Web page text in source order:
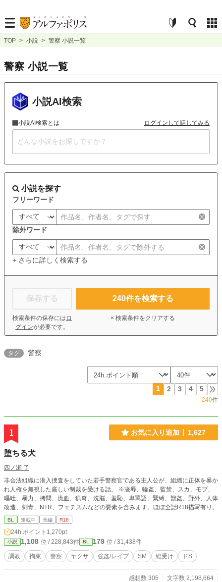
TOP > 小説 > 警察 小説一覧
警察 小説一覧
小説AI検索
小説AI検索とは ログインして話してみる
小説を探す
フリーワード
除外ワード
+ さらに詳しく検索する
保存する
検索条件の保存には ロ
グインが必要です。
240件を検索する
× 検索条件をクリアする
タグ 警察
1 2 3 4 5
240件
1 お気に入り追加 1,627
堕ちる犬
四ノ瀬 了
非合法組織に潜入捜査をしていた若手警察官である主人公が、組織に正体を暴か
れ人権を無視した厳しい制裁を受ける話。 ※凌辱、輪姦、監禁、スカ、モブ、
嘔吐、暴力、拷問、流血、猟奇、洗脳、羞恥、卑罵語、緊縛、獣姦、野外、人体
改造、刺青、NTR、フェチズムなどの要素を含みます。ほぼ全話R18描写有り。
BL 連載中 長編 R18
24h.ポイント 1,270pt
小説 1,108 位 / 228,843件 BL 179 位 / 31,438件
調教 拘束 警察 ヤクザ 強姦/レイプ SM 総受け ドS
感想数 305
文字数 2,198,664